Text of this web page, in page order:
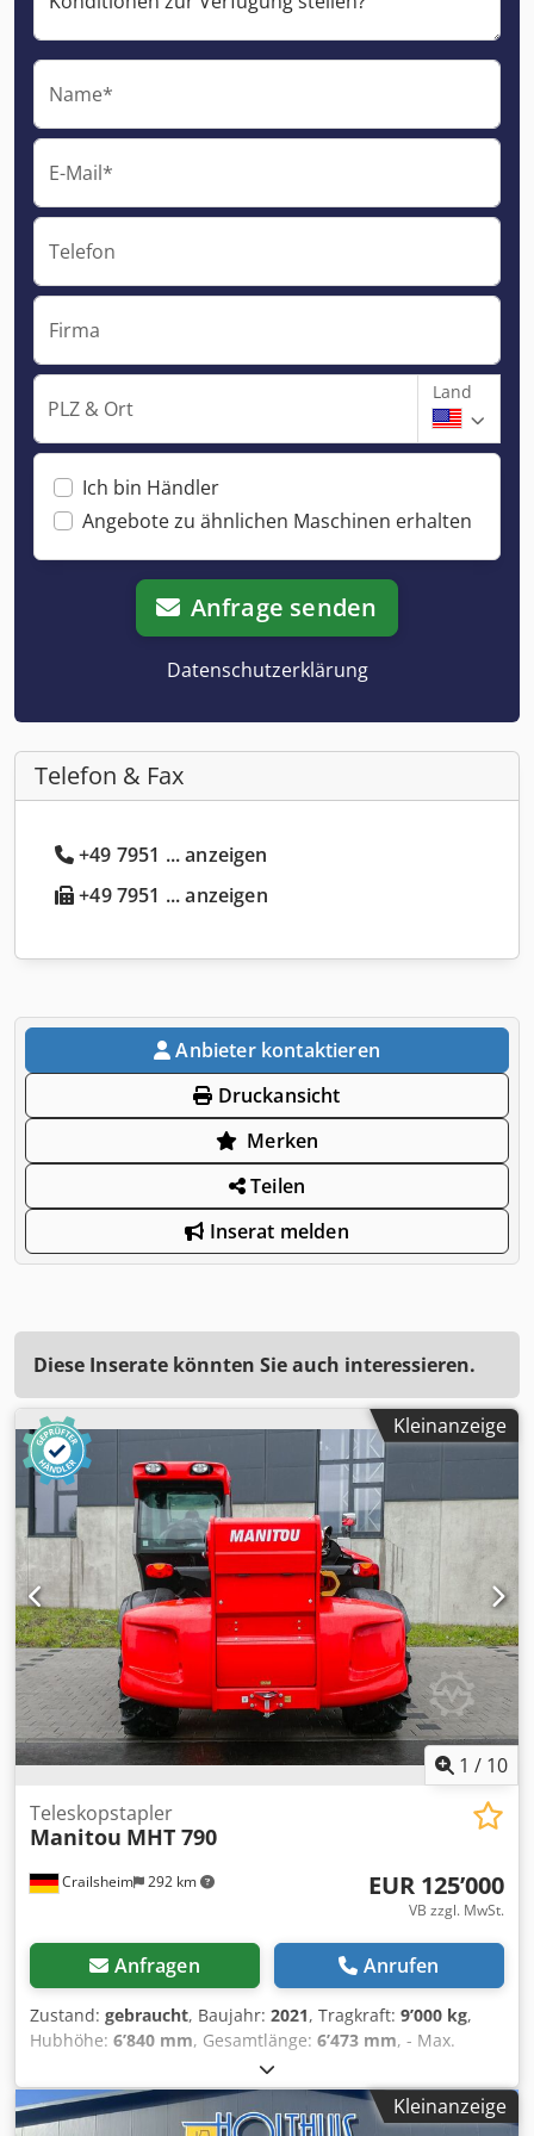
Name*
E-Mail*
Telefon
Firma
PLZ & Ort
Land
Ich bin Händler
Angebote zu ähnlichen Maschinen erhalten
Anfrage senden
Datenschutzerklärung
Telefon & Fax
+49 7951 ... anzeigen
+49 7951 ... anzeigen
Anbieter kontaktieren
Druckansicht
Merken
Teilen
Inserat melden
Diese Inserate könnten Sie auch interessieren.
Kleinanzeige
1 / 10
Crailsheim 292 km
Teleskopstapler
Manitou MHT 790
EUR 125’000
VB zzgl. MwSt.
Anfragen Anrufen
Zustand: gebraucht, Baujahr: 2021, Tragkraft: 9’000 kg,
Hubhöhe: 6’840 mm, Gesamtlänge: 6’473 mm, - Max.
Tragfähigkeit bei 600 mm LSP 9 000 kg - Max. Hubhöhe
6.84 m - Max. Reichweite 3.72 m - Heben 9.2 s - Senken 7.8
s - Teleskop Ausfahren 6.6 s Dcedpfeztgl Rex Aitek -Kleinanzeige